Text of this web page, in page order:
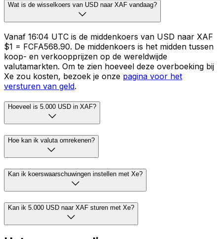
Wat is de wisselkoers van USD naar XAF vandaag?
Vanaf 16:04 UTC is de middenkoers van USD naar XAF
$1 = FCFA568.90. De middenkoers is het midden tussen
koop- en verkoopprijzen op de wereldwijde
valutamarkten. Om te zien hoeveel deze overboeking bij
Xe zou kosten, bezoek je onze pagina voor het
versturen van geld.
Hoeveel is 5.000 USD in XAF?
Hoe kan ik valuta omrekenen?
Kan ik koerswaarschuwingen instellen met Xe?
Kan ik 5.000 USD naar XAF sturen met Xe?